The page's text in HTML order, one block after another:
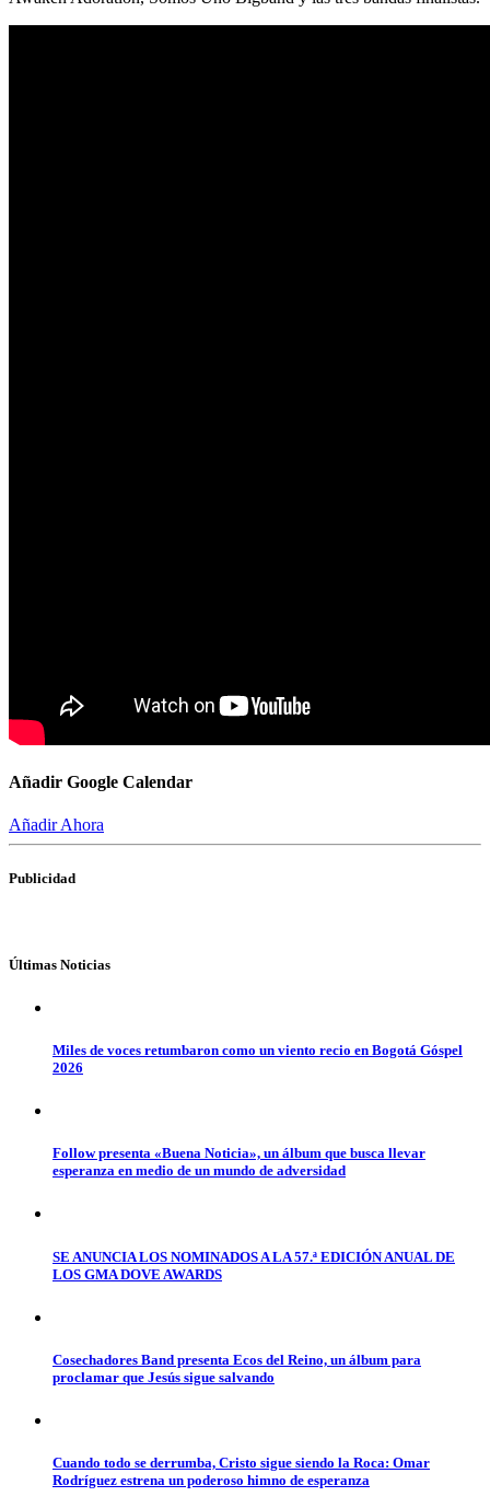
Añadir Google Calendar
Añadir Ahora
Publicidad
Últimas Noticias
Miles de voces retumbaron como un viento recio en Bogotá Góspel
2026
Follow presenta «Buena Noticia», un álbum que busca llevar
esperanza en medio de un mundo de adversidad
SE ANUNCIA LOS NOMINADOS A LA 57.ª EDICIÓN ANUAL DE
LOS GMA DOVE AWARDS
Cosechadores Band presenta Ecos del Reino, un álbum para
proclamar que Jesús sigue salvando
Cuando todo se derrumba, Cristo sigue siendo la Roca: Omar
Rodríguez estrena un poderoso himno de esperanza